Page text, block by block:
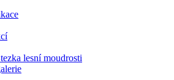
lesní moudrosti